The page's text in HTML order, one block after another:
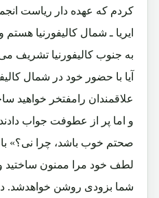
کردم که عهده دار ریاست
ایریا ـ شمال کالیفورنیا
به جنوب کالیفورنیا تشریف
آیا با حضور خود در شمال
علاقمندان رامفتخر خواهید
و اما پر از عطوفت جواب
صحتم خوب باشد، چرا نی؟»
لطف خود مرا ممنون ساختید و
شما بزودی روشن خواهدشد.